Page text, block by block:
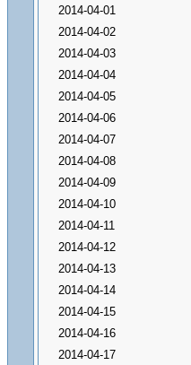
2014-04-01
2014-04-02
2014-04-03
2014-04-04
2014-04-05
2014-04-06
2014-04-07
2014-04-08
2014-04-09
2014-04-10
2014-04-11
2014-04-12
2014-04-13
2014-04-14
2014-04-15
2014-04-16
2014-04-17